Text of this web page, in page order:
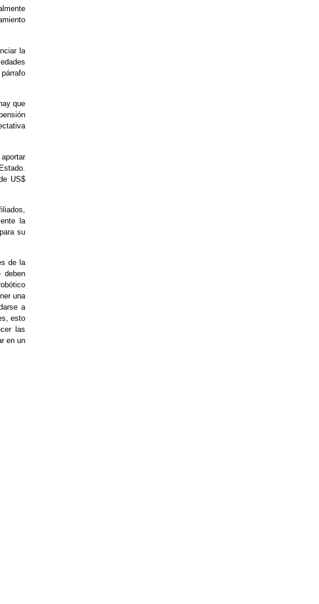
la
que
US$
la
su
de la
deben
una
a
esto
las
en un